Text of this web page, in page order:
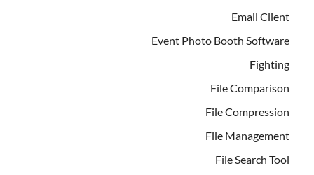
Email Client
Event Photo Booth Software
Fighting
File Comparison
File Compression
File Management
File Search Tool